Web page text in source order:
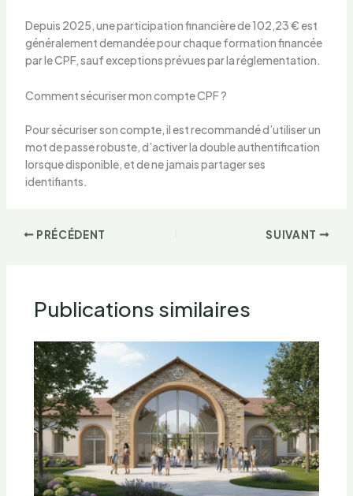
Depuis 2025, une participation financière de 102,23 € est
généralement demandée pour chaque formation financée
par le CPF, sauf exceptions prévues par la réglementation.
Comment sécuriser mon compte CPF ?
Pour sécuriser son compte, il est recommandé d’utiliser un
mot de passe robuste, d’activer la double authentification
lorsque disponible, et de ne jamais partager ses
identifiants.
PRÉCÉDENT SUIVANT
Publications similaires